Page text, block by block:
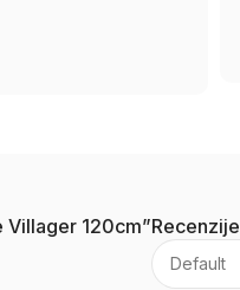
Recenzije
120cm”